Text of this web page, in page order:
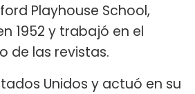
Playhouse School,
1952 y trabajó en el
de las revistas.
Unidos y actuó en su